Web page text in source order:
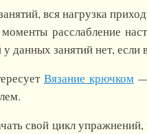
вся нагрузка
расслабление
данных занятий нет,
Вязание крючком—
свой цикл